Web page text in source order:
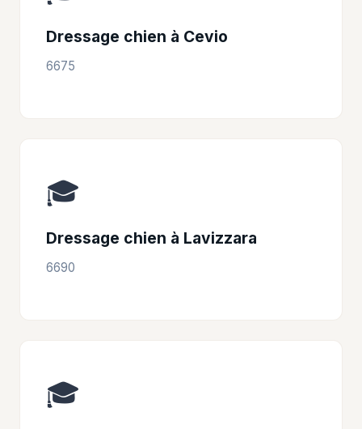
Dressage chien à Cevio
6675
🎓
Dressage chien à Lavizzara
6690
🎓